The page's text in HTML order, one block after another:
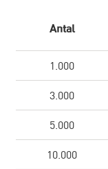
Antal
1.000
3.000
5.000
10.000